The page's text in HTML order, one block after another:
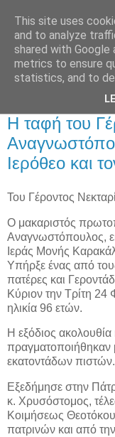
Αρχική Σελίδα
Η ταφή του
Ιερόθεο και
Του Γέροντος
Ο μακαριστός
Αναγνωστόπουλος,
Ιεράς Μονής
Υπήρξε ένας από
πατέρες και
Κύριον την Τρίτη
ηλικία 96 ετών.
Η εξόδιος ακολουθία
πραγματοποιήθηκαν
εκατοντάδων πιστών.
Εξεδήμησε στην
κ. Χρυσόστομος,
Κοιμήσεως
πατρινών και από
This site uses
and to analyze
shared with
metrics to ensure
statistics, and to